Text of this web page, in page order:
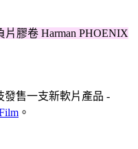
片膠卷 Harman PHOENIX
發售一支新軟片產品 -
。